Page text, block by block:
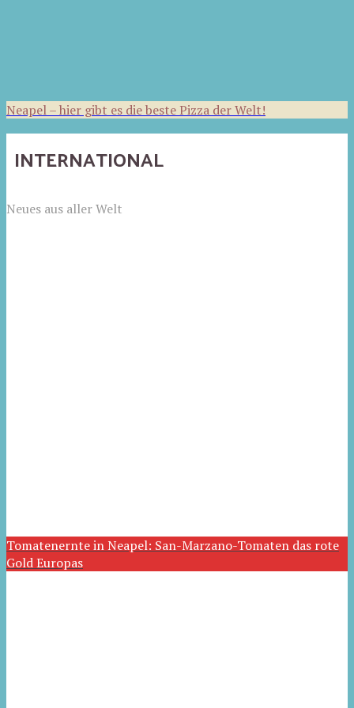
Neapel – hier gibt es die beste Pizza der Welt!
INTERNATIONAL
Neues aus aller Welt
Tomatenernte in Neapel: San-Marzano-Tomaten das rote
Gold Europas